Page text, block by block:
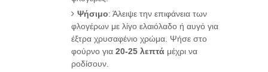
Ψήσιμο: Άλειψε την επιφάνεια των
φλογέρων με λίγο ελαιόλαδο ή αυγό για
έξτρα χρυσαφένιο χρώμα. Ψήσε στο
φούρνο για 20-25 λεπτάμέχρι να
ροδίσουν.